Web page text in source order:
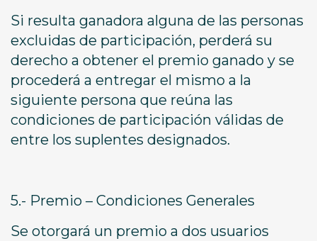
Si resulta ganadora alguna de las personas
excluidas de participación, perderá su
derecho a obtener el premio ganado y se
procederá a entregar el mismo a la
siguiente persona que reúna las
condiciones de participación válidas de
entre los suplentes designados.
5.- Premio – Condiciones Generales
Se otorgará un premio a dos usuarios